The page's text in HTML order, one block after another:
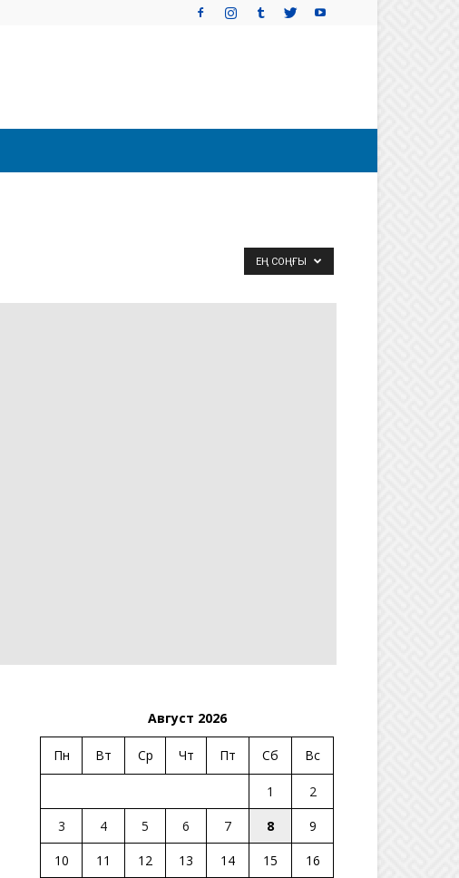
ЕҢ СОҢҒЫ
Август 2026
Пн Вт Ср Чт Пт Сб Вс
1
2
3
4 5 6 7 8
9
10
11 12 13 14 15
16